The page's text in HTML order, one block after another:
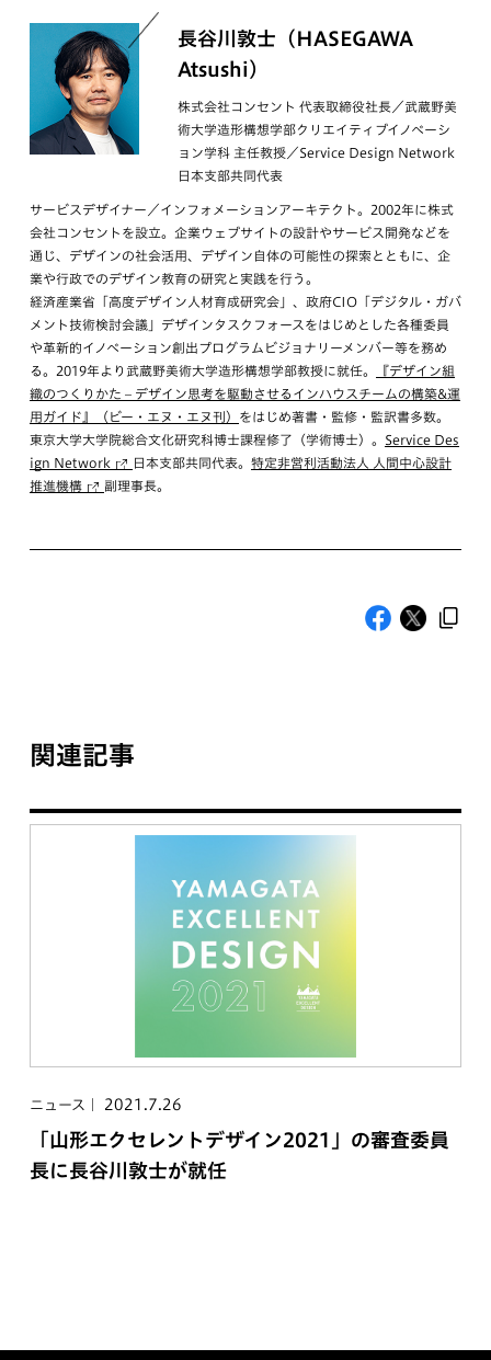
長谷川敦士（HASEGAWA
Atsushi）
株式会社コンセント 代表取締役社長／武蔵野美
術大学造形構想学部クリエイティブイノベーシ
ョン学科 主任教授／Service Design Network
日本支部共同代表
サービスデザイナー／インフォメーションアーキテクト。2002年に株式
会社コンセントを設立。企業ウェブサイトの設計やサービス開発などを
通じ、デザインの社会活用、デザイン自体の可能性の探索とともに、企
業や行政でのデザイン教育の研究と実践を行う。
経済産業省「高度デザイン人材育成研究会」、政府CIO「デジタル・ガバ
メント技術検討会議」デザインタスクフォースをはじめとした各種委員
や革新的イノベーション創出プログラムビジョナリーメンバー等を務め
る。2019年より武蔵野美術大学造形構想学部教授に就任。
『デザイン組
織のつくりかた – デザイン思考を駆動させるインハウスチームの構築&運
用ガイド』（ビー・エヌ・エヌ刊）
をはじめ著書・監修・監訳書多数。
東京大学大学院総合文化研究科博士課程修了（学術博士）。
Service Des
ign Network
日本支部共同代表。 特定非営利活動法人 人間中心設計
推進機構
副理事長。
関連記事
ニュース 2021.7.26
「山形エクセレントデザイン2021」の審査委員
長に長谷川敦士が就任